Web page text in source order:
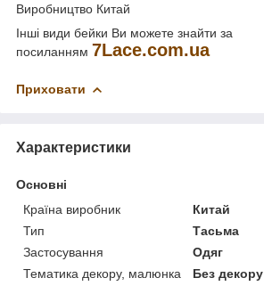
Виробництво Китай
Інші види бейки Ви можете знайти за
посиланням 7Lace.com.ua
Приховати
Характеристики
Основні
Країна виробник
Китай
Тип
Тасьма
Застосування
Одяг
Тематика декору, малюнка
Без декору